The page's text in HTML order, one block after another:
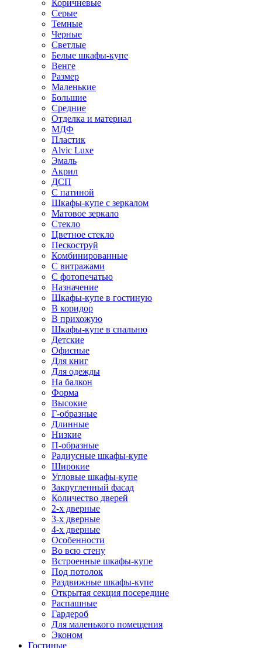
Коричневые
Серые
Темные
Черные
Светлые
Белые шкафы-купе
Венге
Размер
Маленькие
Большие
Средние
Отделка и материал
МДФ
Пластик
Alvic Luxe
Эмаль
Акрил
ДСП
С патиной
Шкафы-купе с зеркалом
Матовое зеркало
Стекло
Цветное стекло
Пескоструй
Комбинированные
С витражами
С фотопечатью
Назначение
Шкафы-купе в гостиную
В коридор
В прихожую
Шкафы-купе в спальню
Детские
Офисные
Для книг
Для одежды
На балкон
Форма
Высокие
Г-образные
Длинные
Низкие
П-образные
Радиусные шкафы-купе
Широкие
Угловые шкафы-купе
Закругленный фасад
Количество дверей
2-х дверные
3-х дверные
4-х дверные
Особенности
Во всю стену
Встроенные шкафы-купе
Под потолок
Раздвижные шкафы-купе
Открытая секция посередине
Распашные
Гардероб
Для маленького помещения
Эконом
Гостиные